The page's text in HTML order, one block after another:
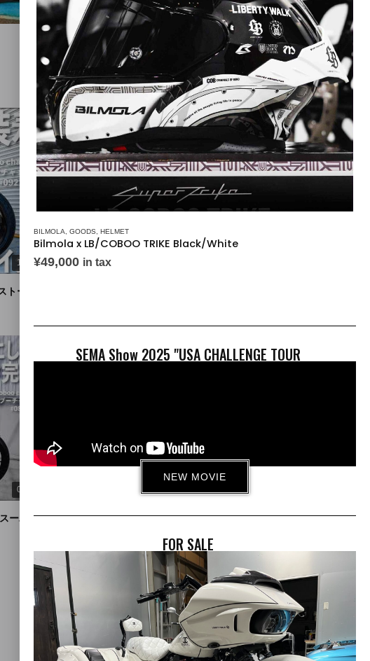
GALLERY
13:06
トール![COBOO Channel #92]
09:41
ーパートライク完成！[COBOO Channel #89]
アメリカ🇺🇸を駆け抜けた!ターボトライク紹介！(同仕様/同カラー
BILMOLA GOODS HELMET
Bilmola x LB/COBOO TRIKE Black/White
¥49,000 in tax
SEMA Show 2025 "USA CHALLENGE TOUR
NEW MOVIE
FOR SALE